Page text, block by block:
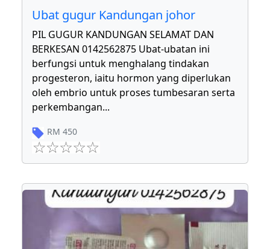
Ubat gugur Kandungan johor
PIL GUGUR KANDUNGAN SELAMAT DAN
BERKESAN 0142562875 Ubat-ubatan ini
berfungsi untuk menghalang tindakan
progesteron, iaitu hormon yang diperlukan
oleh embrio untuk proses tumbesaran serta
perkembangan...
RM 450